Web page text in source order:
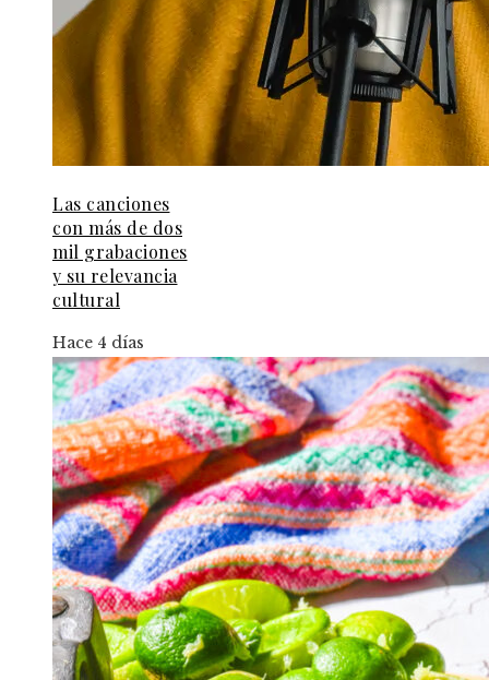
Las canciones
con más de dos
mil grabaciones
y su relevancia
cultural
Hace 4 días